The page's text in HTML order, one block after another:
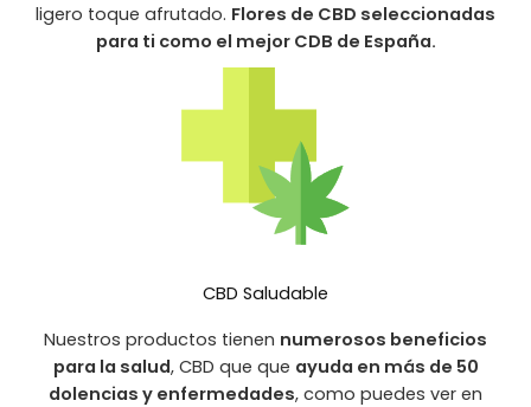
ligero toque afrutado. Flores de CBD seleccionadas
para ti como el mejor CDB de España.
CBD Saludable
Nuestros productos tienen numerosos beneficios
para la salud, CBD que que ayuda en más de 50
dolencias y enfermedades, como puedes ver en